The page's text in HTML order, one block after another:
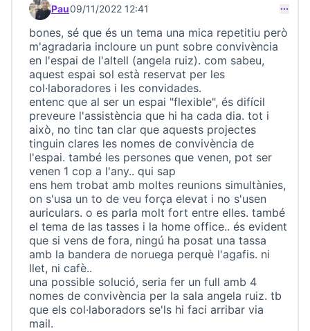
Comment 23055
Pau09/11/2022 12:41
bones, sé que és un tema una mica repetitiu però
m'agradaria incloure un punt sobre convivència
en l'espai de l'altell (angela ruiz). com sabeu,
aquest espai sol està reservat per les
col·laboradores i les convidades.
entenc que al ser un espai "flexible", és difícil
preveure l'assistència que hi ha cada dia. tot i
això, no tinc tan clar que aquests projectes
tinguin clares les nomes de convivència de
l'espai. també les persones que venen, pot ser
venen 1 cop a l'any.. qui sap
ens hem trobat amb moltes reunions simultànies,
on s'usa un to de veu força elevat i no s'usen
auriculars. o es parla molt fort entre elles. també
el tema de las tasses i la home office.. és evident
que si vens de fora, ningú ha posat una tassa
amb la bandera de noruega perquè l'agafis. ni
llet, ni cafè..
una possible solució, seria fer un full amb 4
nomes de convivència per la sala angela ruiz. tb
que els col·laboradors se'ls hi faci arribar via
mail.